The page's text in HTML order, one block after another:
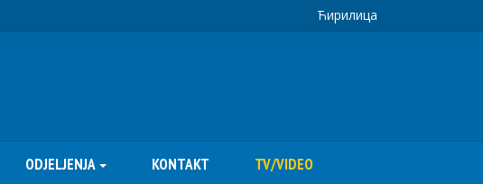
Ћирилица
ODJELJENJA KONTAKT TV/VIDEO